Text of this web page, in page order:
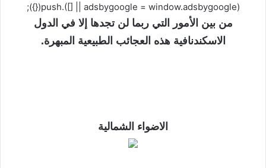
(adsbygoogle = window.adsbygoogle || []).push({});
من بين الأمور التي ربما لن تجدها إلا في الدول
الاسكندنافية هذه العجائب الطبيعية المبهرة.
الاضواء الشمالية